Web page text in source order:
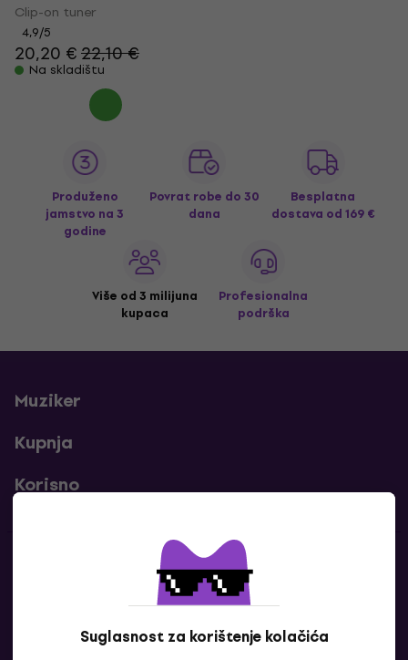
Suglasnost za korištenje kolačića
Clip-on tuner
4,9/5
20,20 €22,10 €
Na skladištu
Produženo
jamstvo na 3
godine
Povrat robe do 30
dana
Besplatna
dostava od 169 €
Više od 3 milijuna
kupaca
Profesionalna
podrška
Muziker
Kupnja
Korisno
Kontakti
Javi nam se